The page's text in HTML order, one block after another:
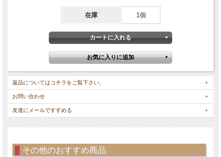
在庫 1個
返品についてはコチラをご覧下さい。
お問い合わせ
友達にメールですすめる
その他のおすすめ商品